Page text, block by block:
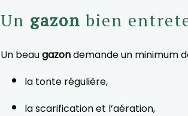
Un gazon bien
Un beaugazondemande un minimum
la tonte régulière,
la scarification et l’aération,